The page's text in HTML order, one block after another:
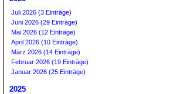
Juli 2026 (3 Einträge)
Juni 2026 (29 Einträge)
Mai 2026 (12 Einträge)
April 2026 (10 Einträge)
März 2026 (14 Einträge)
Februar 2026 (19 Einträge)
Januar 2026 (25 Einträge)
2025